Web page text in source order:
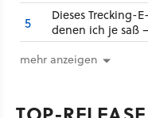
5
Dieses Trecking-
denen ich je saß
mehr anzeigen